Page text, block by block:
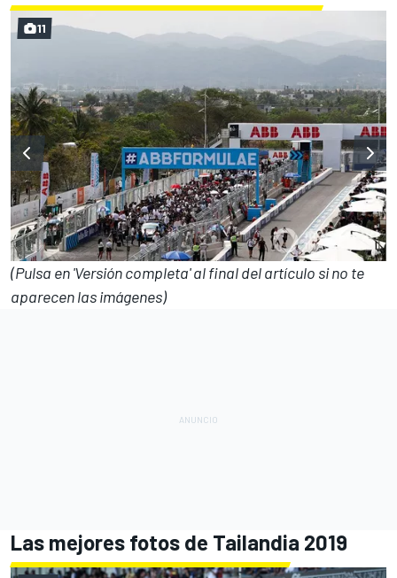
11
(Pulsa en 'Versión completa' al final del artículo si no te
aparecen las imágenes)
Las mejores fotos de Tailandia 2019